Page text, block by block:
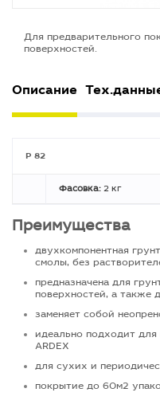
Для предварительного
поверхностей.
Описание
P 82
Фасовка: 2 кг
Преимущества
двухкомпонентная
смолы, без
предназначена для
поверхностей, а также
заменяет собой
идеально подходит для
ARDEX
для сухих и
покрытие до 60м2